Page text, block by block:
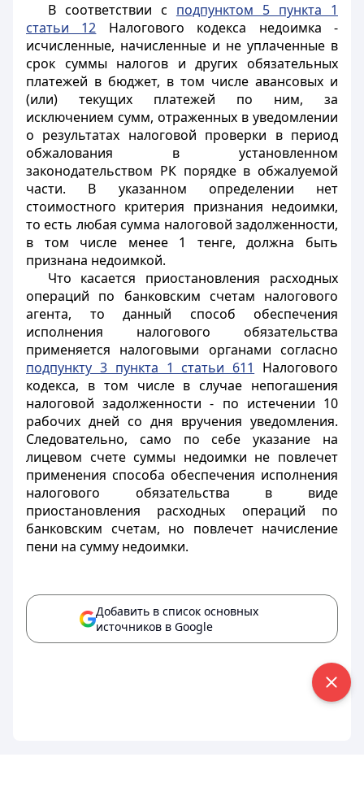
В соответствии с подпунктом 5 пункта 1
статьи 12 Налогового кодекса недоимка -
исчисленные, начисленные и не уплаченные в
срок суммы налогов и других обязательных
платежей в бюджет, в том числе авансовых и
(или) текущих платежей по ним, за
исключением сумм, отраженных в уведомлении
о результатах налоговой проверки в период
обжалования в установленном
законодательством РК порядке в обжалуемой
части. В указанном определении нет
стоимостного критерия признания недоимки,
то есть любая сумма налоговой задолженности,
в том числе менее 1 тенге, должна быть
признана недоимкой.
Что касается приостановления расходных
операций по банковским счетам налогового
агента, то данный способ обеспечения
исполнения налогового обязательства
применяется налоговыми органами согласно
подпункту 3 пункта 1 статьи 611
Налогового
кодекса, в том числе в случае непогашения
налоговой задолженности - по истечении 10
рабочих дней со дня вручения уведомления.
Следовательно, само по себе указание на
лицевом счете суммы недоимки не повлечет
применения способа обеспечения исполнения
налогового обязательства в виде
приостановления расходных операций по
банковским счетам, но повлечет начисление
пени на сумму недоимки.
Добавить в список основных
источников в Google